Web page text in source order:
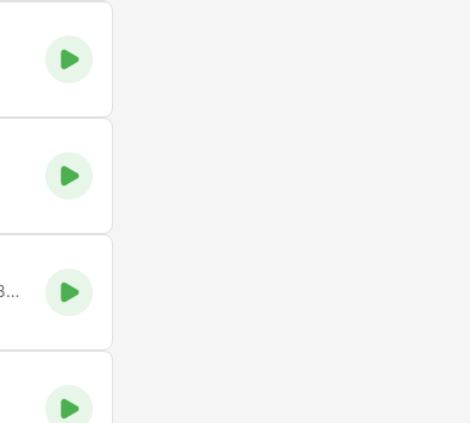
Die großartigsten Kult-Hits dieser außergewöhnlichen Zeit gibt’s auf 80er FM!